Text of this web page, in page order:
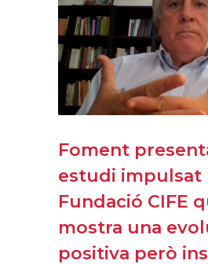
Foment
estudi impulsat
Fundació CIFE
mostra una
positiva però